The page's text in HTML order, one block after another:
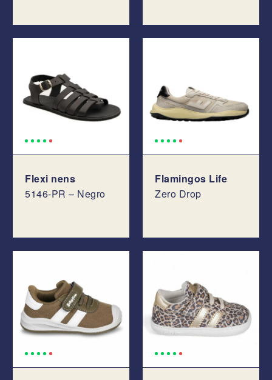
Flexi nens
5146-PR – Negro
Flamingos Life
Zero Drop